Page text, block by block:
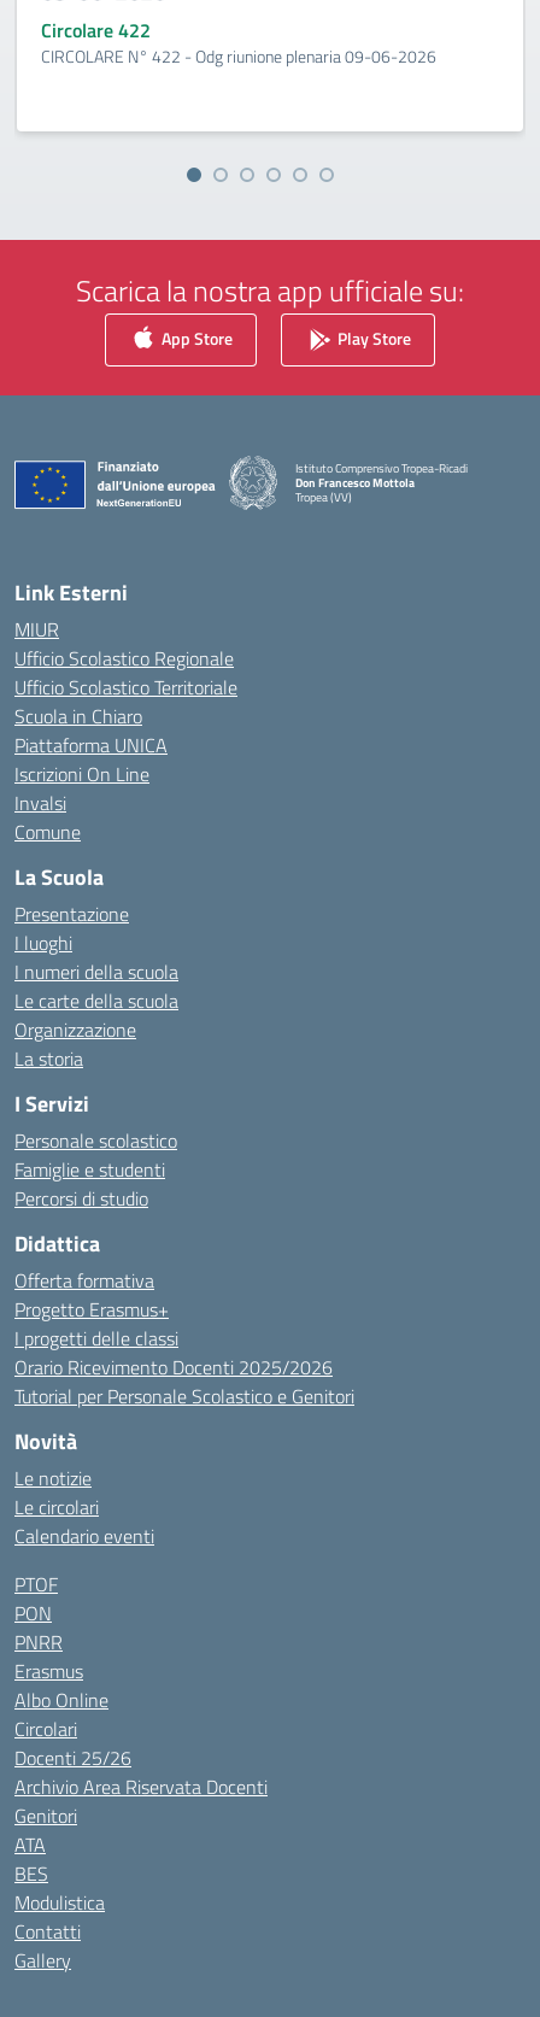
Circolare 422
CIRCOLARE N° 422 - Odg riunione plenaria 09-06-2026
Scarica la nostra app ufficiale su:
App Store Play Store
Istituto Comprensivo Tropea-Ricadi
Don Francesco Mottola
Tropea (VV)
— Visita la pagina iniziale della scuola
Link Esterni
MIUR
Ufficio Scolastico Regionale
Ufficio Scolastico Territoriale
Scuola in Chiaro
Piattaforma UNICA
Iscrizioni On Line
Invalsi
Comune
La Scuola
Presentazione
I luoghi
I numeri della scuola
Le carte della scuola
Organizzazione
La storia
I Servizi
Personale scolastico
Famiglie e studenti
Percorsi di studio
Didattica
Offerta formativa
Progetto Erasmus+
I progetti delle classi
Orario Ricevimento Docenti 2025/2026
Tutorial per Personale Scolastico e Genitori
Novità
Le notizie
Le circolari
Calendario eventi
PTOF
PON
PNRR
Erasmus
Albo Online
Circolari
Docenti 25/26
Archivio Area Riservata Docenti
Genitori
ATA
BES
Modulistica
Contatti
Gallery